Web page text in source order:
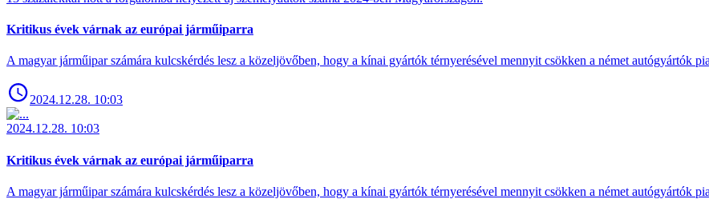
Kritikus évek várnak az európai járműiparra
A magyar járműipar számára kulcskérdés lesz a közeljövőben, hogy a kínai gyártók térnyerésével mennyit csökken a német autógyártók
2024.12.28. 10:03
2024.12.28. 10:03
Kritikus évek várnak az európai járműiparra
A magyar járműipar számára kulcskérdés lesz a közeljövőben, hogy a kínai gyártók térnyerésével mennyit csökken a német autógyártók